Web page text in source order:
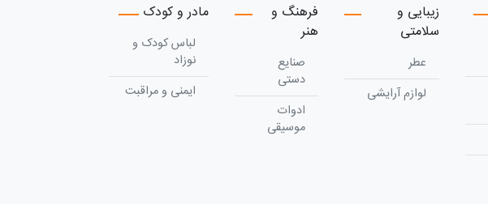
زیبایی و
سلامتی
عطر
لوازم آرایشی
فرهنگ و
هنر
صنایع
دستی
ادوات
موسیقی
مادر و کودک
لباس کودک و
نوزاد
ایمنی و مراقبت